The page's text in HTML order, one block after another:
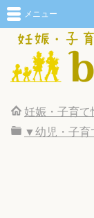
メニュー
妊娠・子育て
▼幼児・子育